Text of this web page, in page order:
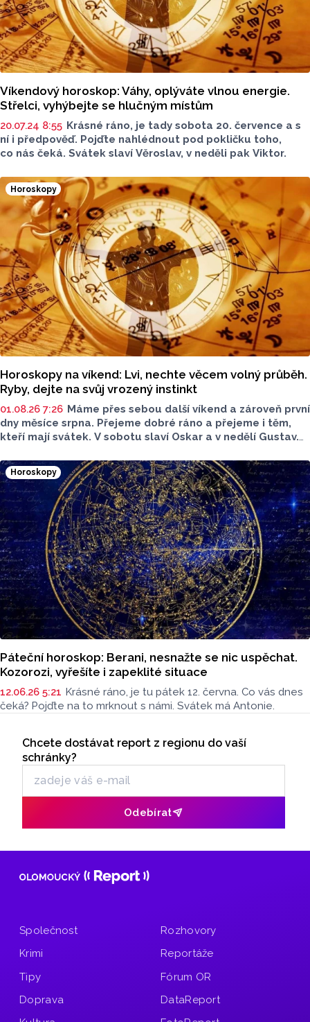
Víkendový horoskop: Váhy, oplýváte vlnou energie.
Střelci, vyhýbejte se hlučným místům
20.07.24 8:55 Krásné ráno, je tady sobota 20. července a s
ní i předpověď. Pojďte nahlédnout pod pokličku toho,
co nás čeká. Svátek slaví Věroslav, v neděli pak Viktor.
Horoskopy
Horoskopy na víkend: Lvi, nechte věcem volný průběh.
Ryby, dejte na svůj vrozený instinkt
01.08.26 7:26 Máme přes sebou další víkend a zároveň první
dny měsíce srpna. Přejeme dobré ráno a přejeme i těm,
kteří mají svátek. V sobotu slaví Oskar a v nedělí Gustav.
Horoskopy
Páteční horoskop: Berani, nesnažte se nic uspěchat.
Kozorozi, vyřešíte i zapeklité situace
12.06.26 5:21 Krásné ráno, je tu pátek 12. června. Co vás dnes
čeká? Pojďte na to mrknout s námi. Svátek má Antonie.
Odběr newsletteru
Chcete dostávat report z regionu do vaší
schránky?
Odebírat
Společnost
Krimi
Tipy
Doprava
Rozhovory
Reportáže
Fórum OR
DataReport